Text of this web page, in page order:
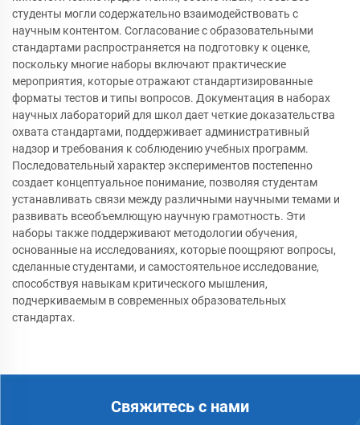
студенты могли содержательно взаимодействовать с
научным контентом. Согласование с образовательными
стандартами распространяется на подготовку к оценке,
поскольку многие наборы включают практические
мероприятия, которые отражают стандартизированные
форматы тестов и типы вопросов. Документация в наборах
научных лабораторий для школ дает четкие доказательства
охвата стандартами, поддерживает административный
надзор и требования к соблюдению учебных программ.
Последовательный характер экспериментов постепенно
создает концептуальное понимание, позволяя студентам
устанавливать связи между различными научными темами и
развивать всеобъемлющую научную грамотность. Эти
наборы также поддерживают методологии обучения,
основанные на исследованиях, которые поощряют вопросы,
сделанные студентами, и самостоятельное исследование,
способствуя навыкам критического мышления,
подчеркиваемым в современных образовательных
стандартах.
Свяжитесь с нами